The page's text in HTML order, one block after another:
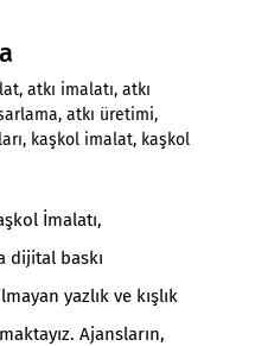
, atkı imalatı, atkı
, atkı üretimi,
, kaşkol imalat, kaşkol
İmalatı,
dijital baskı
yazlık ve kışlık
Ajansların,